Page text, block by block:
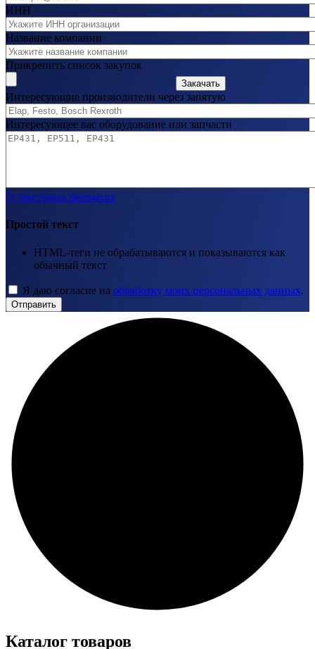
ИНН
Название компании
Прикрепить список закупок
Закачать
Интересующие производители через запятую
Интересующее вас оборудование или запчасти
О текстовых форматах
Простой текст
HTML-теги не обрабатываются и показываются как
обычный текст
Я даю согласие на обработку моих персональных данных.
Отправить
Каталог товаров